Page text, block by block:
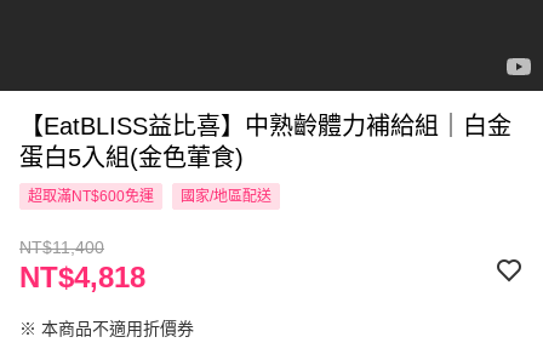
【EatBLISS益比喜】中熟齡體力補給組｜白金
蛋白5入組(金色葷食)
超取滿NT$600免運 國家/地區配送
NT$11,400
NT$4,818
※ 本商品不適用折價券